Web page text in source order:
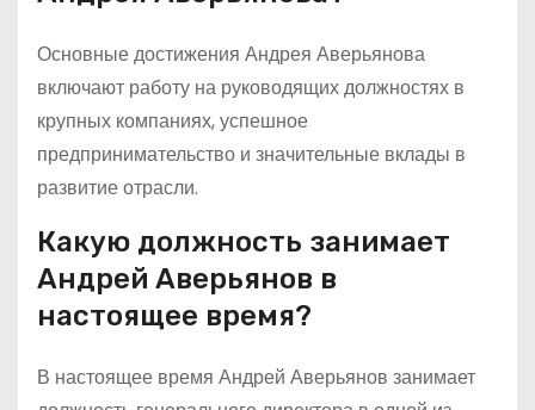
Основные достижения Андрея Аверьянова
включают работу на руководящих должностях в
крупных компаниях, успешное
предпринимательство и значительные вклады в
развитие отрасли.
Какую должность занимает
Андрей Аверьянов в
настоящее время?
В настоящее время Андрей Аверьянов занимает